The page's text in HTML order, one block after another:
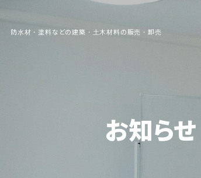
防水材・塗料などの建築・土木材料の販売・卸売
お知らせ